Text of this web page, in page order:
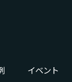
イベント